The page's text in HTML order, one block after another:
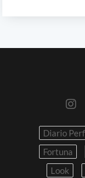
Diario
Fortuna
Look